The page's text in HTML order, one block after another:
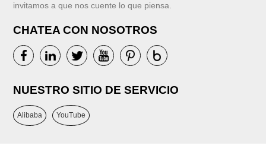
invitamos a que nos cuente lo que piensa.
CHATEA CON NOSOTROS
NUESTRO SITIO DE SERVICIO
Alibaba YouTube